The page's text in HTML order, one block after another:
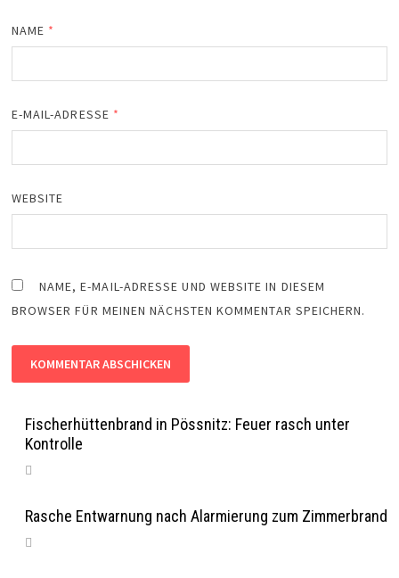
NAME *
E-MAIL-ADRESSE *
WEBSITE
NAME, E-MAIL-ADRESSE UND WEBSITE IN DIESEM
BROWSER FÜR MEINEN NÄCHSTEN KOMMENTAR SPEICHERN.
Fischerhüttenbrand in Pössnitz: Feuer rasch unter
Kontrolle
Rasche Entwarnung nach Alarmierung zum Zimmerbrand